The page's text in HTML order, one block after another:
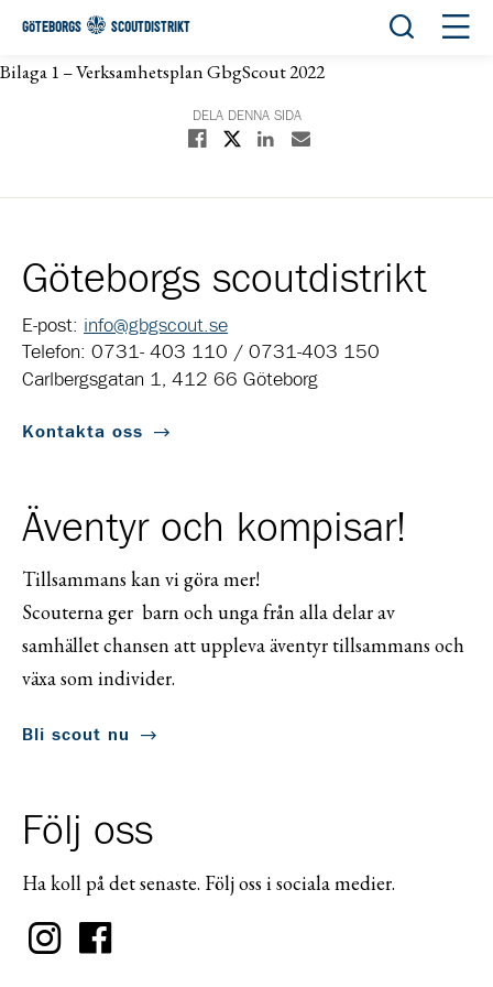
GÖTEBORGS SCOUTDISTRIKT Öppna
Bilaga 1 – Verksamhetsplan GbgScout 2022
DELA DENNA SIDA
Dela på Facebook
Dela på XDela på Linkedin
Dela med E-post
Göteborgs scoutdistrikt
E-post: info@gbgscout.se
Telefon: 0731- 403 110 / 0731-403 150
Carlbergsgatan 1, 412 66 Göteborg
Kontakta oss
Äventyr och kompisar!
Tillsammans kan vi göra mer!
Scouterna ger barn och unga från alla delar av
samhället chansen att uppleva äventyr tillsammans och
växa som individer.
Bli scout nu
Följ oss
Ha koll på det senaste. Följ oss i sociala medier.